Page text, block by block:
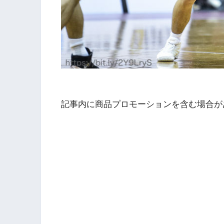
記事内に商品プロモーションを含む場合